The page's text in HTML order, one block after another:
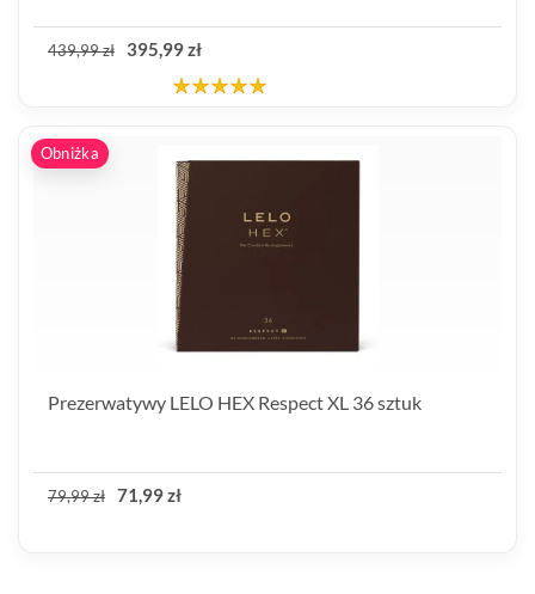
439,99 zł 395,99 zł
Obniżka
Prezerwatywy LELO HEX Respect XL 36 sztuk
79,99 zł 71,99 zł